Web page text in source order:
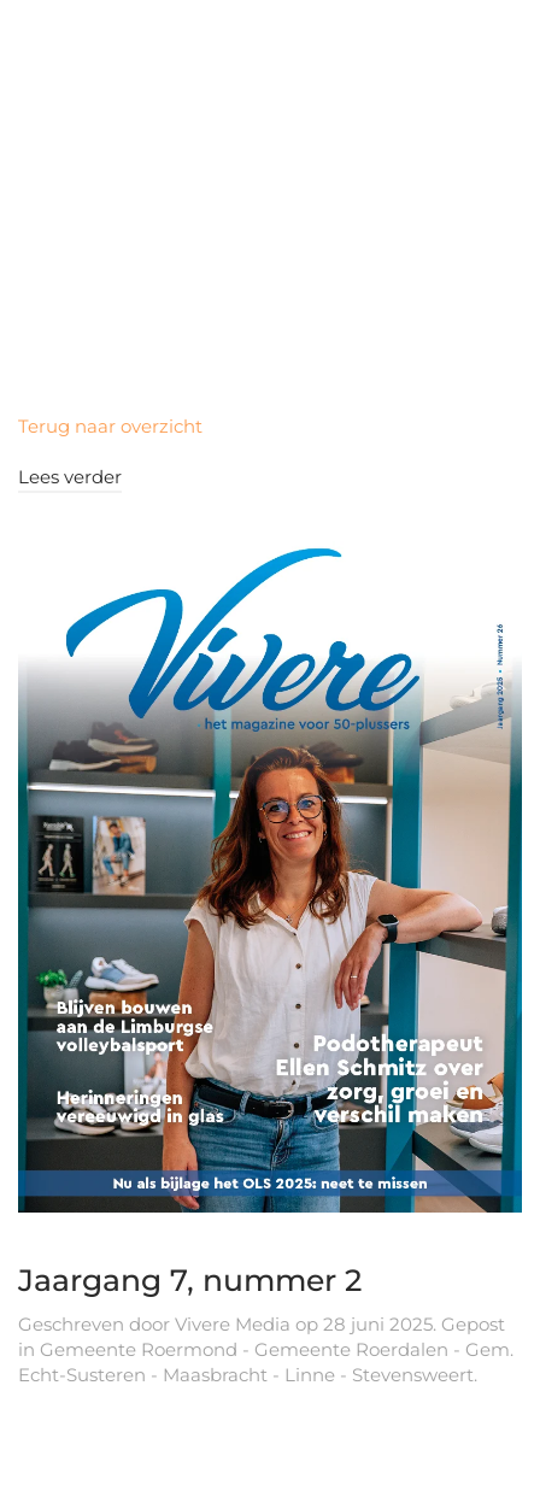
Terug naar overzicht
Lees verder
Jaargang 7, nummer 2
Geschreven door Vivere Media op 28 juni 2025. Gepost
in Gemeente Roermond - Gemeente Roerdalen - Gem.
Echt-Susteren - Maasbracht - Linne - Stevensweert.